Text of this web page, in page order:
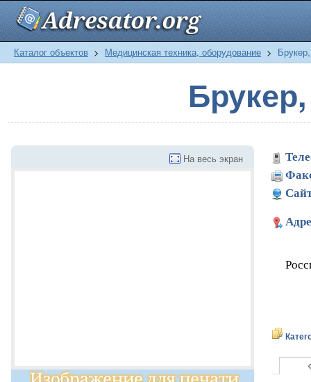
Каталог объектов > Медицинская техника, оборудование >
На весь экран